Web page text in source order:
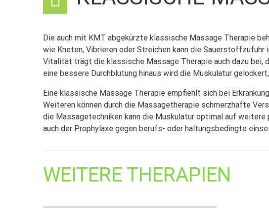
Die auch mit KMT abgekürzte klassische Massage Therapie
wie Kneten, Vibrieren oder Streichen kann die
Vitalität trägt die klassische Massage Therapie auch dazu
eine bessere Durchblutung hinaus wird die Muskulatur
Eine klassische Massage Therapie empfiehlt sich bei
Weiteren können durch die Massagetherapie schmerzhafte
die Massagetechniken kann die Muskulatur optimal auf
auch der Prophylaxe gegen berufs- oder haltungsbedingte
WEITERE THERAPIEN